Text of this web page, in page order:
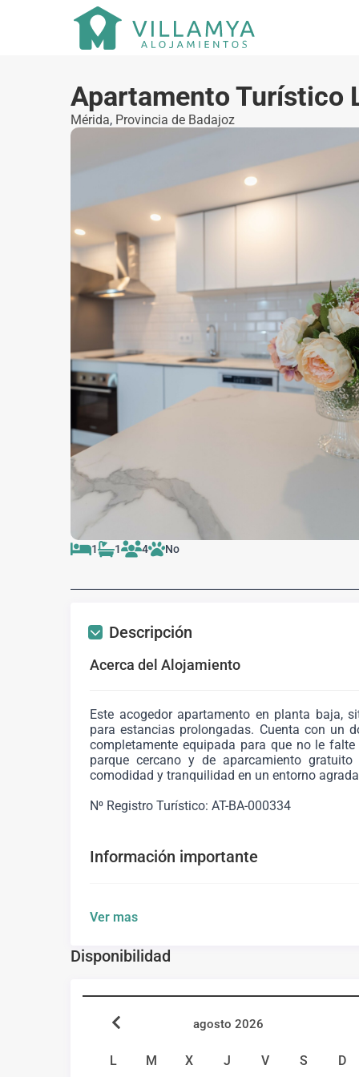
Apartamento Turístico
Mérida, Provincia de Badajoz
1 1 4 No
Descripción
Acerca del Alojamiento
Este acogedor apartamento en planta baja,
para estancias prolongadas. Cuenta con un
completamente equipada para que no le
parque cercano y de aparcamiento
comodidad y tranquilidad en un entorno
N⁰ Registro Turístico: AT-BA-000334
Información importante
El apartamento ha sido recientemente
el salón. Se distingue por su amplitud y
secadora, proporcionando todas las
Barrio
ambiente familiar y su proximidad a áreas
Ver mas
Disponibilidad
agosto 2026
L M X J V S D